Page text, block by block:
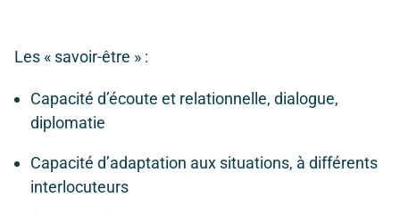
Les « savoir-être » :
Capacité d’écoute et relationnelle, dialogue,
diplomatie
Capacité d’adaptation aux situations, à différents
interlocuteurs